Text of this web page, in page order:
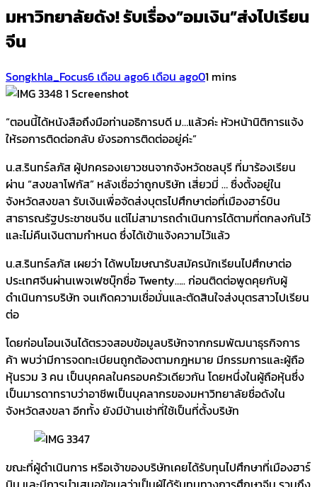
มหาวิทยาลัยดัง! รับเรื่อง”อมเงิน”ส่งไปเรียน
จีน
Songkhla_Focus6 เดือน ago6 เดือน ago01 mins
Screenshot
“ตอนนี้ได้หนังสือถึงมือท่านอธิการบดี ม…แล้วค่ะ หัวหน้านิติการแจ้ง
ให้รอการติดต่อกลับ ยังรอการติดต่ออยู่ค่ะ”
น.ส.รินทร์ลภัส ผู้ปกครองเยาวชนจากจังหวัดชลบุรี ที่มาร้องเรียน
ผ่าน “สงขลาโฟกัส” หลังเชื่อว่าถูกบริษัท เสี่ยวมี่ … ซื่งตั้งอยู่ใน
จังหวัดสงขลา รับเงินเพื่อจัดส่งบุตรไปศึกษาต่อที่เมืองฮาร์บิน
สาธารณรัฐประชาชนจีน แต่ไม่สามารถดำเนินการได้ตามที่ตกลงกันไว้
และไม่คืนเงินตามกำหนด ซึ่งได้เข้าแจ้งความไว้แล้ว
น.ส.รินทร์ลภัส เผยว่า ได้พบโฆษณารับสมัครนักเรียนไปศึกษาต่อ
ประเทศจีนผ่านเพจเฟซบุ๊กชื่อ Twenty….. ก่อนติดต่อพูดคุยกับผู้
ดำเนินการบริษัท จนเกิดความเชื่อมั่นและตัดสินใจส่งบุตรสาวไปเรียน
ต่อ
โดยก่อนโอนเงินได้ตรวจสอบข้อมูลบริษัทจากกรมพัฒนาธุรกิจการ
ค้า พบว่ามีการจดทะเบียนถูกต้องตามกฎหมาย มีกรรมการและผู้ถือ
หุ้นรวม 3 คน เป็นบุคคลในครอบครัวเดียวกัน โดยหนึ่งในผู้ถือหุ้นซึ่ง
เป็นมารดาทราบว่าอาชีพเป็นบุคลากรของมหาวิทยาลัยชื่อดังใน
จังหวัดสงขลา อีกทั้ง ยังมีบ้านเช่าที่ใช้เป็นที่ตั้งบริษัท
ขณะที่ผู้ดำเนินการ หรือเจ้าของบริษัทเคยได้รับทุนไปศึกษาที่เมืองฮาร์